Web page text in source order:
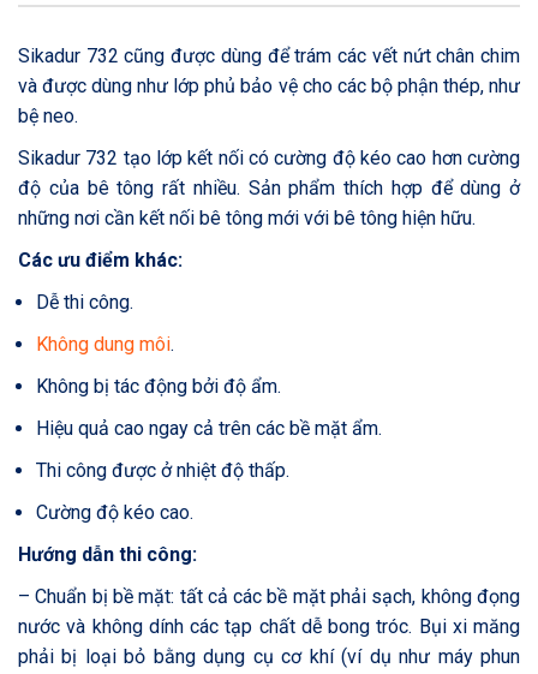
Sikadur 732 cũng được dùng để trám các vết nứt chân chim
và được dùng như lớp phủ bảo vệ cho các bộ phận thép, như
bệ neo.
Sikadur 732 tạo lớp kết nối có cường độ kéo cao hơn cường
độ của bê tông rất nhiều. Sản phẩm thích hợp để dùng ở
những nơi cần kết nối bê tông mới với bê tông hiện hữu.
Các ưu điểm khác:
Dễ thi công.
Không dung môi.
Không bị tác động bởi độ ẩm.
Hiệu quả cao ngay cả trên các bề mặt ẩm.
Thi công được ở nhiệt độ thấp.
Cường độ kéo cao.
Hướng dẫn thi công:
– Chuẩn bị bề mặt: tất cả các bề mặt phải sạch, không đọng
nước và không dính các tạp chất dễ bong tróc. Bụi xi măng
phải bị loại bỏ bằng dụng cụ cơ khí (ví dụ như máy phun